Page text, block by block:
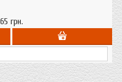
65 грн.